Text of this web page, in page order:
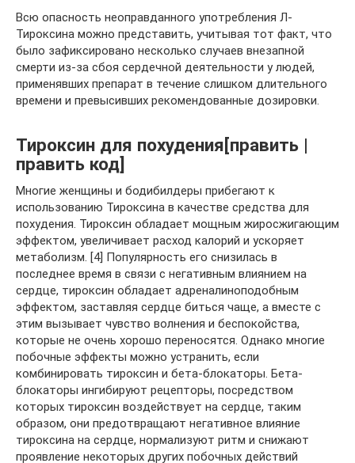
Всю опасность неоправданного употребления Л-
Тироксина можно представить, учитывая тот факт, что
было зафиксировано несколько случаев внезапной
смерти из-за сбоя сердечной деятельности у людей,
применявших препарат в течение слишком длительного
времени и превысивших рекомендованные дозировки.
Тироксин для похудения[править |
править код]
Многие женщины и бодибилдеры прибегают к
использованию Тироксина в качестве средства для
похудения. Тироксин обладает мощным жиросжигающим
эффектом, увеличивает расход калорий и ускоряет
метаболизм. [4] Популярность его снизилась в
последнее время в связи с негативным влиянием на
сердце, тироксин обладает адреналиноподобным
эффектом, заставляя сердце биться чаще, а вместе с
этим вызывает чувство волнения и беспокойства,
которые не очень хорошо переносятся. Однако многие
побочные эффекты можно устранить, если
комбинировать тироксин и бета-блокаторы. Бета-
блокаторы ингибируют рецепторы, посредством
которых тироксин воздействует на сердце, таким
образом, они предотвращают негативное влияние
тироксина на сердце, нормализуют ритм и снижают
проявление некоторых других побочных действий